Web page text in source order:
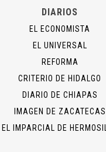
DIARIOS
EL ECONOMISTA
EL UNIVERSAL
REFORMA
CRITERIO DE HIDALGO
DIARIO DE CHIAPAS
IMAGEN DE ZACATECAS
EL IMPARCIAL DE